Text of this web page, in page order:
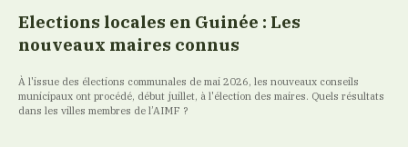
Elections locales en Guinée : Les
nouveaux maires connus
À l'issue des élections communales de mai 2026, les nouveaux conseils
municipaux ont procédé, début juillet, à l'élection des maires. Quels résultats
dans les villes membres de l’AIMF ?